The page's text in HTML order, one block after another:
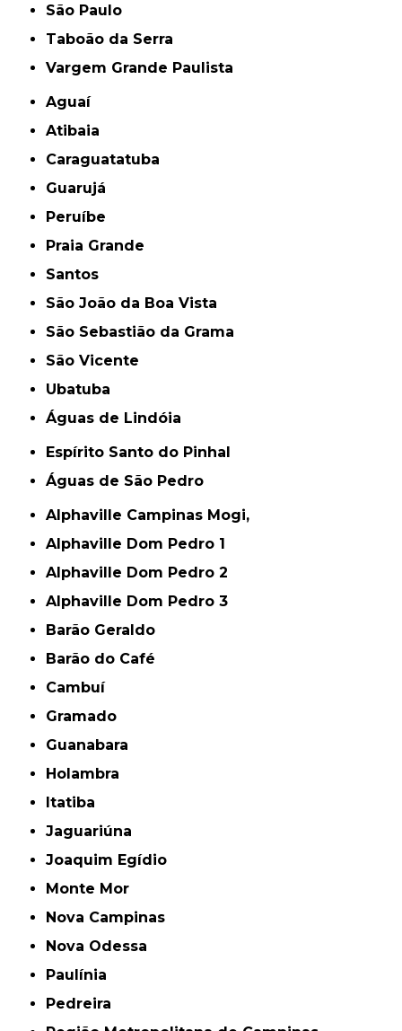
São Paulo
Taboão da Serra
Vargem Grande Paulista
Aguaí
Atibaia
Caraguatatuba
Guarujá
Peruíbe
Praia Grande
Santos
São João da Boa Vista
São Sebastião da Grama
São Vicente
Ubatuba
Águas de Lindóia
Espírito Santo do Pinhal
Águas de São Pedro
Alphaville Campinas Mogi,
Alphaville Dom Pedro 1
Alphaville Dom Pedro 2
Alphaville Dom Pedro 3
Barão Geraldo
Barão do Café
Cambuí
Gramado
Guanabara
Holambra
Itatiba
Jaguariúna
Joaquim Egídio
Monte Mor
Nova Campinas
Nova Odessa
Paulínia
Pedreira